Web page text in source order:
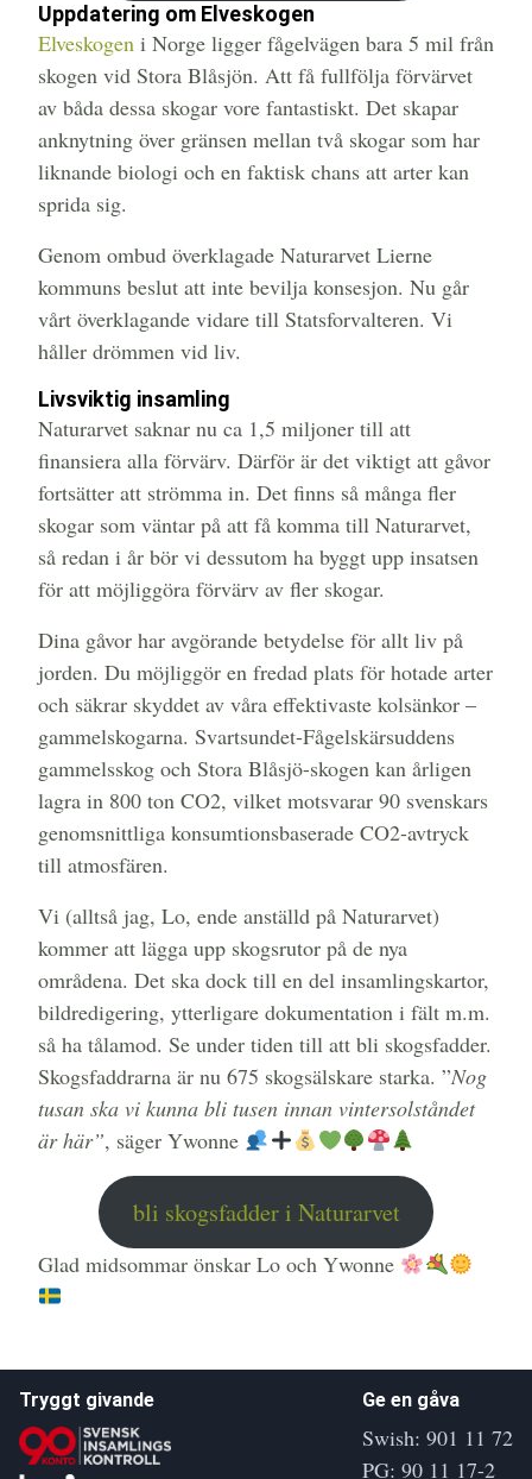
Uppdatering om Elveskogen
Elveskogen i Norge ligger fågelvägen bara 5 mil från
skogen vid Stora Blåsjön. Att få fullfölja förvärvet
av båda dessa skogar vore fantastiskt. Det skapar
anknytning över gränsen mellan två skogar som har
liknande biologi och en faktisk chans att arter kan
sprida sig.
Genom ombud överklagade Naturarvet Lierne
kommuns beslut att inte bevilja konsesjon. Nu går
vårt överklagande vidare till Statsforvalteren. Vi
håller drömmen vid liv.
Livsviktig insamling
Naturarvet saknar nu ca 1,5 miljoner till att
finansiera alla förvärv. Därför är det viktigt att gåvor
fortsätter att strömma in. Det finns så många fler
skogar som väntar på att få komma till Naturarvet,
så redan i år bör vi dessutom ha byggt upp insatsen
för att möjliggöra förvärv av fler skogar.
Dina gåvor har avgörande betydelse för allt liv på
jorden. Du möjliggör en fredad plats för hotade arter
och säkrar skyddet av våra effektivaste kolsänkor –
gammelskogarna. Svartsundet-Fågelskärsuddens
gammelsskog och Stora Blåsjö-skogen kan årligen
lagra in 800 ton CO2, vilket motsvarar 90 svenskars
genomsnittliga konsumtionsbaserade CO2-avtryck
till atmosfären.
Vi (alltså jag, Lo, ende anställd på Naturarvet)
kommer att lägga upp skogsrutor på de nya
områdena. Det ska dock till en del insamlingskartor,
bildredigering, ytterligare dokumentation i fält m.m.
så ha tålamod. Se under tiden till att bli skogsfadder.
Skogsfaddrarna är nu 675 skogsälskare starka. ”Nog
tusan ska vi kunna bli tusen innan vintersolståndet
är här”, säger Ywonne
bli skogsfadder i Naturarvet
Glad midsommar önskar Lo och Ywonne
Tryggt givande Ge en gåva
Swish: 901 11 72
PG: 90 11 17-2